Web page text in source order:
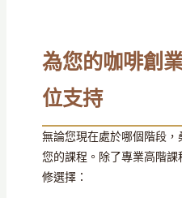
為您的咖啡創
位支持
無論您現在處於哪個階段
您的課程。除了專業高階
修選擇：